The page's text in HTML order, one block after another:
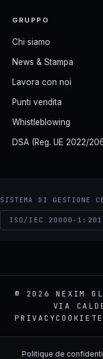
GRUPPO
Chi siamo
News & Stampa
Lavora con noi
Punti vendita
Whistleblowing
DSA (Reg. UE 2022/
SISTEMA DI GESTIONE
ISO/IEC 20000-
© 2026 NEXIM
VIA
PRIVACYCOOKIE
Politique de